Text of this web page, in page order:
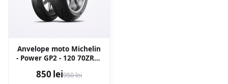
Anvelope moto Michelin
- Power GP2 - 120 70ZR17
Inaltime 70 Janta 17
850 lei950 lei